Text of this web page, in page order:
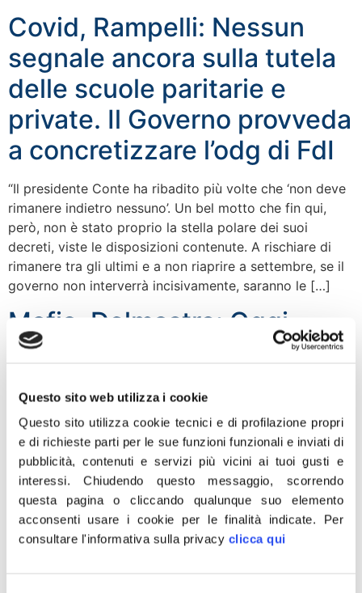
Questo sito web utilizza i cookie
Questo sito utilizza cookie tecnici e di profilazione propri
e di richieste parti per le sue funzioni funzionali e inviati di
pubblicità, contenuti e servizi più vicini ai tuoi gusti e
interessi.Chiudendo questo messaggio, scorrendo
questa pagina o cliccando qualunque suo elemento
acconsenti usare i cookie per le finalità indicate. Per
consultare l'informativa sulla privacy clicca qui
Covid, Rampelli: Nessun
segnale ancora sulla tutela
delle scuole paritarie e
private. Il Governo provveda
a concretizzare l’odg di FdI
“Il presidente Conte ha ribadito più volte che ‘non deve
rimanere indietro nessuno’. Un bel motto che fin qui,
però, non è stato proprio la stella polare dei suoi
decreti, viste le disposizioni contenute. A rischiare di
rimanere tra gli ultimi e a non riaprire a settembre, se il
governo non interverrà incisivamente, saranno le […]
Mafia, Delmastro: Oggi
nuovo scarcerato. Bonafede
provvedimento
“Oggi il bollettino della resa e della sconfitta dello Stato
alla mafia registra un nuovo scarcerato eccellente:
Carmelo Terranova, 72 anni, esponente di spicco della
cosca Aparo di Floridia-Solarino (Siracusa) e
condannato a tre ergastoli per omicidio. Il boss è stato
trasferito, per l’emergenza coronavirus, nel suo regno ai